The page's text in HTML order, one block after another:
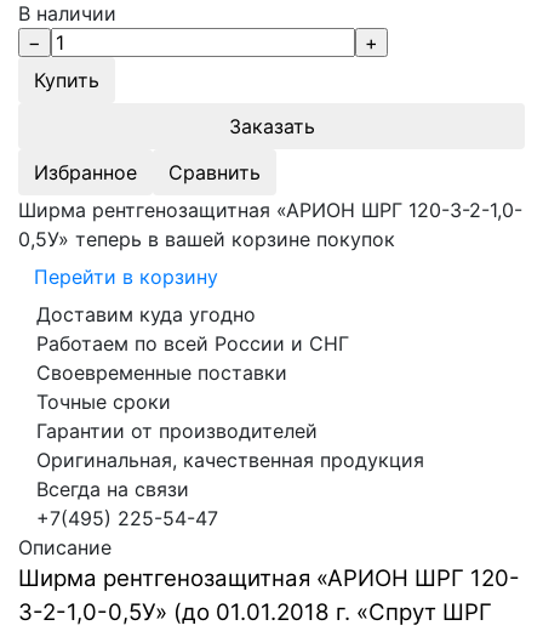
В наличии
Заказать
Избранное
Сравнить
Ширма рентгенозащитная «АРИОН ШРГ 120-3-2-1,0-
0,5У» теперь в вашей корзине покупок
Перейти в корзину
Доставим куда угодно
Работаем по всей России и СНГ
Своевременные поставки
Точные сроки
Гарантии от производителей
Оригинальная, качественная продукция
Всегда на связи
+7(495) 225-54-47
Описание
Ширма рентгенозащитная «АРИОН ШРГ 120-
3-2-1,0-0,5У» (до 01.01.2018 г. «Спрут ШРГ